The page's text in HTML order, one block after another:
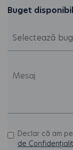
Buget
Declar că am
de